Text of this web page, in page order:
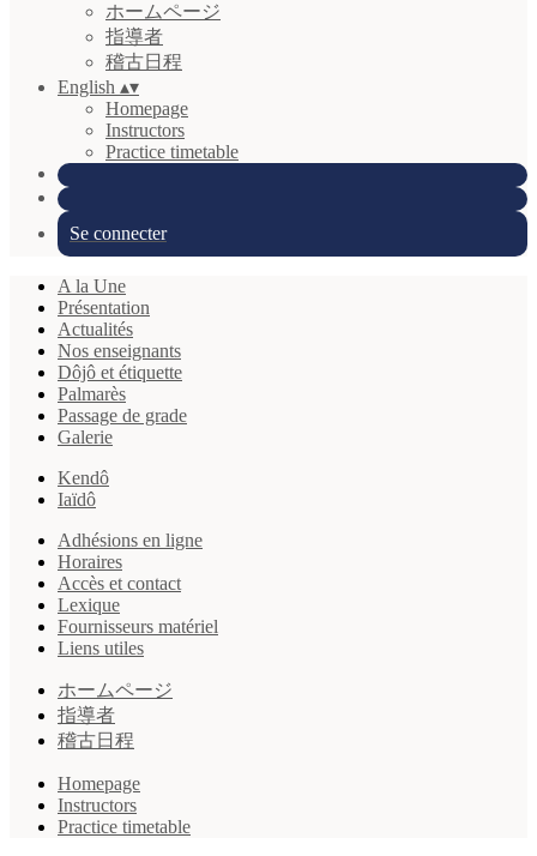
ホームページ
指導者
稽古日程
English ▴▾
Homepage
Instructors
Practice timetable
Se connecter
A la Une
Présentation
Actualités
Nos enseignants
Dôjô et étiquette
Palmarès
Passage de grade
Galerie
Kendô
Iaïdô
Adhésions en ligne
Horaires
Accès et contact
Lexique
Fournisseurs matériel
Liens utiles
ホームページ
指導者
稽古日程
Homepage
Instructors
Practice timetable